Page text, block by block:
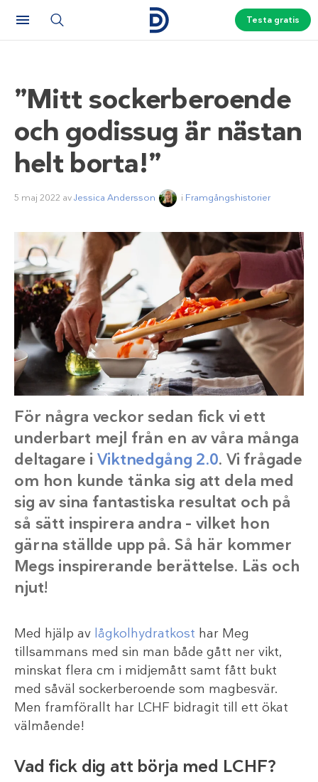
Testa gratis
”Mitt sockerberoende
och godissug är nästan
helt borta!”
5 maj 2022 avJessica Andersson i Framgångshistorier
För några veckor sedan fick vi ett
underbart mejl från en av våra många
deltagare iViktnedgång 2.0. Vi frågade
om hon kunde tänka sig att dela med
sig av sina fantastiska resultat och på
så sätt inspirera andra – vilket hon
gärna ställde upp på. Så här kommer
Megs inspirerande berättelse. Läs och
njut!
Med hjälp av lågkolhydratkost har Meg
tillsammans med sin man både gått ner vikt,
minskat flera cm i midjemått samt fått bukt
med såväl sockerberoende som magbesvär.
Men framförallt har LCHF bidragit till ett ökat
välmående!
Vad fick dig att börja med LCHF?